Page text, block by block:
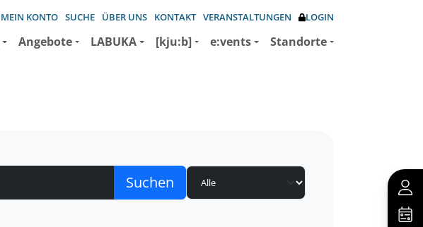
MEIN KONTO SUCHE ÜBER UNS KONTAKT VERANSTALTUNGEN LOGIN
Angebote LABUKA [kju:b] e:vents Standorte